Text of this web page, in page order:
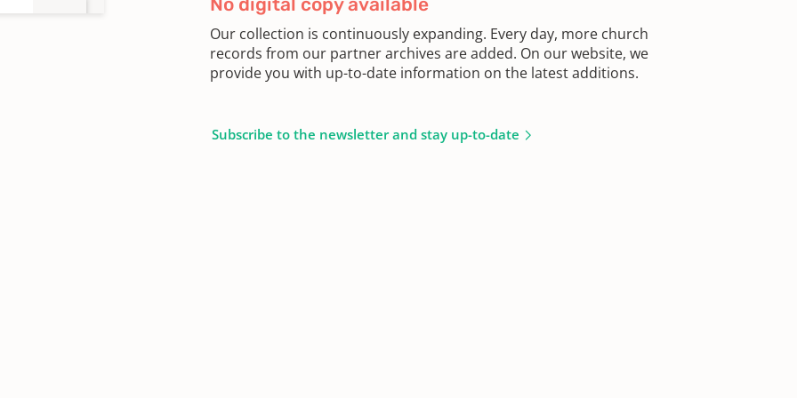
Our collection is continuously expanding. Every day, more church
records from our partner archives are added. On our website, we
provide you with up-to-date information on the latest additions.
Subscribe to the newsletter and stay up-to-date